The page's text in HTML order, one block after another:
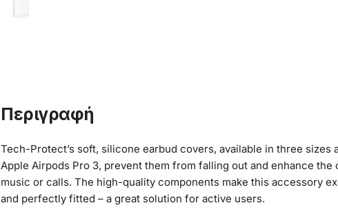
L
pack
-
white
ποσότητα
Περιγραφή
Tech-Protect’s soft, silicone earbud covers, available in three sizes
Apple Airpods Pro 3, prevent them from falling out and enhance
music or calls. The high-quality components make this accessory
and perfectly fitted – a great solution for active users.